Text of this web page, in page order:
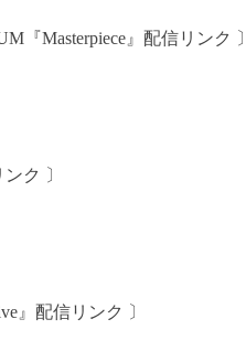
『Masterpiece』配信リンク 〕
ク 〕
』配信リンク 〕